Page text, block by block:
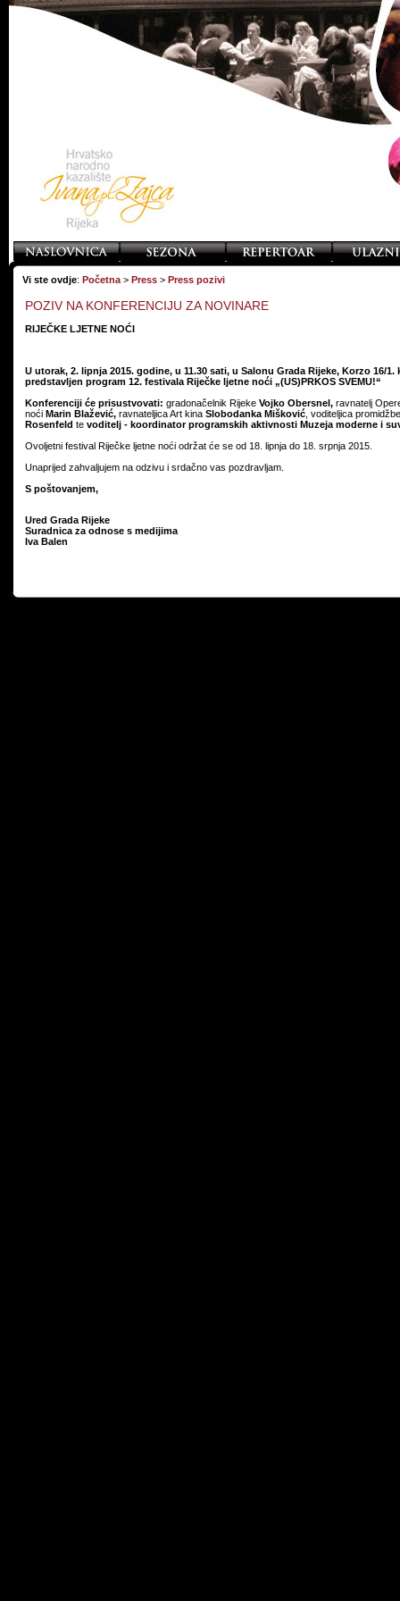
Vi ste ovdje: Početna > Press > Press pozivi
POZIV NA KONFERENCIJU ZA NOVINARE
RIJEČKE LJETNE NOĆI
U utorak, 2. lipnja 2015. godine, u 11.30 sati, u Salonu Grada Rijeke, Korzo 16/
predstavljen program 12. festivala Riječke ljetne noći „(US)PRKOS SVEMU!“
Konferenciji će prisustvovati: gradonačelnik Rijeke Vojko Obersnel, ravnatelj
noći Marin Blažević, ravnateljica Art kina Slobodanka Mišković , voditeljica
Rosenfeld te voditelj - koordinator programskih aktivnosti Muzeja moderne i
Ovoljetni festival Riječke ljetne noći održat će se od 18. lipnja do 18. srpnja 2015.
Unaprijed zahvaljujem na odzivu i srdačno vas pozdravljam.
S poštovanjem,
Ured Grada Rijeke
Suradnica za odnose s medijima
Iva Balen